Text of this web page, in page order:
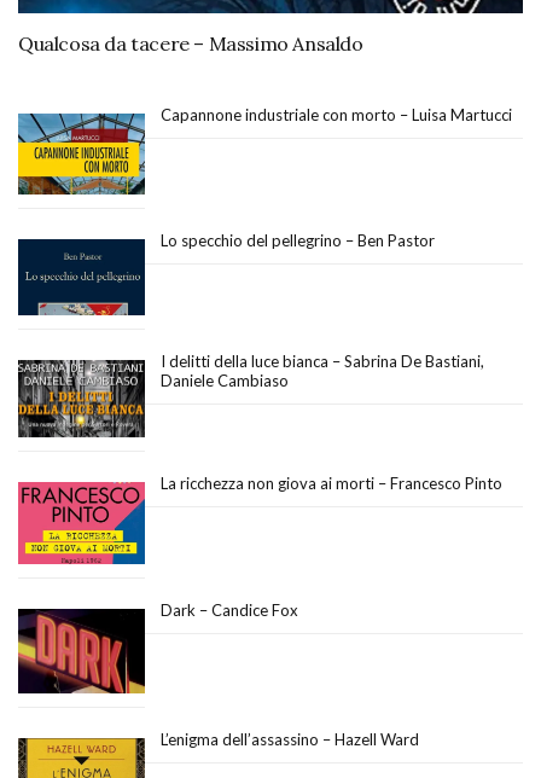
Qualcosa da tacere – Massimo Ansaldo
Capannone industriale con morto – Luisa Martucci
Lo specchio del pellegrino – Ben Pastor
I delitti della luce bianca – Sabrina De Bastiani,
Daniele Cambiaso
La ricchezza non giova ai morti – Francesco Pinto
Dark – Candice Fox
L’enigma dell’assassino – Hazell Ward